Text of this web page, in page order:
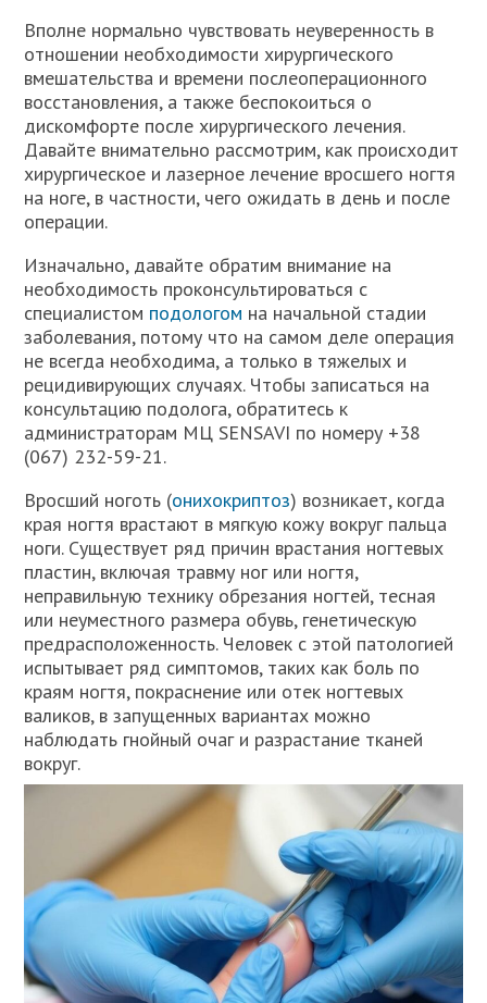
Вполне нормально чувствовать неуверенность в
отношении необходимости хирургического
вмешательства и времени послеоперационного
восстановления, а также беспокоиться о
дискомфорте после хирургического лечения.
Давайте внимательно рассмотрим, как происходит
хирургическое и лазерное лечение вросшего ногтя
на ноге, в частности, чего ожидать в день и после
операции.
Изначально, давайте обратим внимание на
необходимость проконсультироваться с
специалистом подологом на начальной стадии
заболевания, потому что на самом деле операция
не всегда необходима, а только в тяжелых и
рецидивирующих случаях. Чтобы записаться на
консультацию подолога, обратитесь к
администраторам МЦ SENSAVI по номеру +38
(067) 232-59-21.
Вросший ноготь (онихокриптоз) возникает, когда
края ногтя врастают в мягкую кожу вокруг пальца
ноги. Существует ряд причин врастания ногтевых
пластин, включая травму ног или ногтя,
неправильную технику обрезания ногтей, тесная
или неуместного размера обувь, генетическую
предрасположенность. Человек с этой патологией
испытывает ряд симптомов, таких как боль по
краям ногтя, покраснение или отек ногтевых
валиков, в запущенных вариантах можно
наблюдать гнойный очаг и разрастание тканей
вокруг.